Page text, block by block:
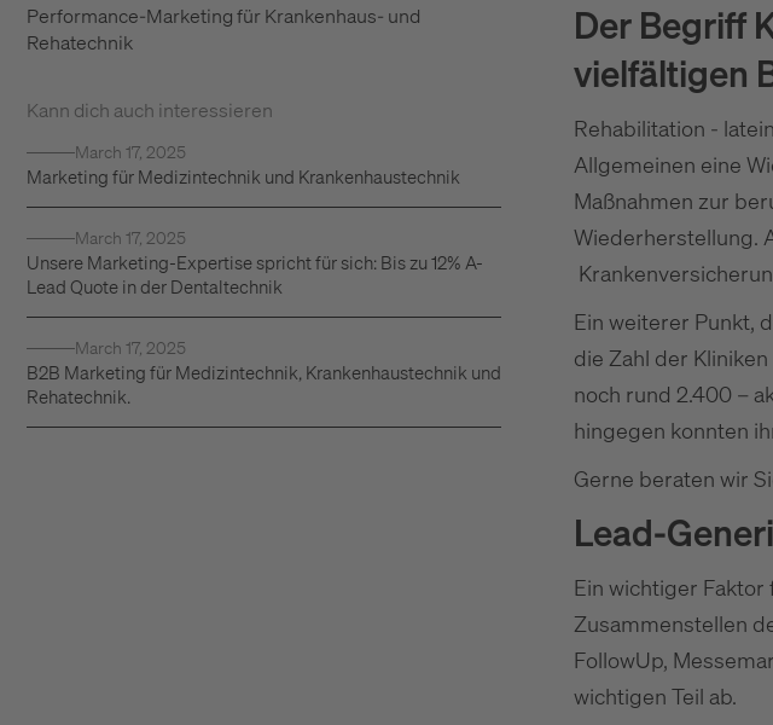
Performance-Marketing für Krankenhaus- und
Rehatechnik
Kann dich auch interessieren
March 17, 2025
Marketing für Medizintechnik und Krankenhaustechnik
March 17, 2025
Unsere Marketing-Expertise spricht für sich: Bis zu 12% A-
Lead Quote in der Dentaltechnik
March 17, 2025
B2B Marketing für Medizintechnik, Krankenhaustechnik und
Rehatechnik.
Der Begriff
vielfältigen
Rehabilitation -
Allgemeinen eine
Maßnahmen zur
Wiederherstellung.
Ein weiterer Punkt,
die Zahl der
noch rund 2.400 –
hingegen konnten
Gerne beraten wir
Lead-
Ein wichtiger
Zusammenstellen
FollowUp,
wichtigen Teil ab.